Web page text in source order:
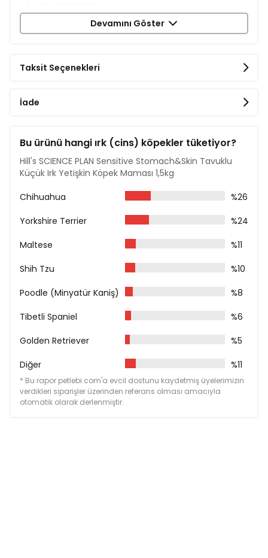
Hidrolize Protein
Mineraller
Protein %22,9
Omega-3 yağ asitleri %0,65
Ham kül %5,1
Kalsiyum %0,82
Sodyum %0,27
Magnezyum %0,09
Devamını Göster
Taksit Seçenekleri
İade
Bu ürünü hangi ırk (cins) köpekler tüketiyor?
Hill's SCIENCE PLAN Sensitive Stomach&Skin Tavuklu
Küçük Irk Yetişkin Köpek Maması 1,5kg
Chihuahua
%26
Yorkshire Terrier
%24
Maltese
%11
Shih Tzu
%10
Poodle (Minyatür Kaniş)
%8
Tibetli Spaniel
%6
Golden Retriever
%5
Diğer
%11
* Bu rapor petlebi.com'a evcil dostunu kaydetmiş üyelerimizin
verdikleri siparişler üzerinden referans olması amacıyla
otomatik olarak derlenmiştir.